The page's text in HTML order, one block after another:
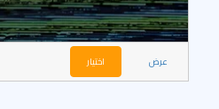
عرض اختيار